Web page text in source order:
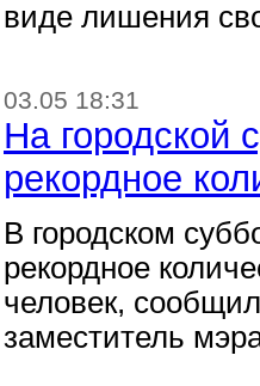
виде лишения
03.05 18:31
На городской
рекордное
В городском
рекордное
человек,
заместитель